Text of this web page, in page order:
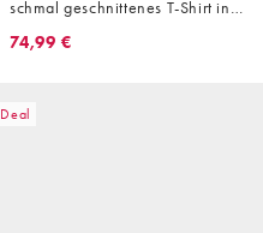
schmal geschnittenes T-Shirt in
Weiß
74,99 €
Deal